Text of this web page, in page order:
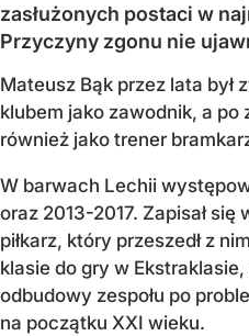
zasłużonych postaci w
Przyczyny zgonu nie
Mateusz Bąk przez lata był
klubem jako zawodnik, a po
również jako trener
W barwach Lechii
oraz 2013-2017. Zapisał
piłkarz, który przeszedł z
klasie do gry w
odbudowy zespołu po
na początku XXI wieku.